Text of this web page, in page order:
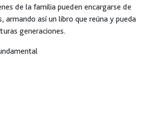
de la familia pueden encargarse de
armando así un libro que reúna y pueda
generaciones.